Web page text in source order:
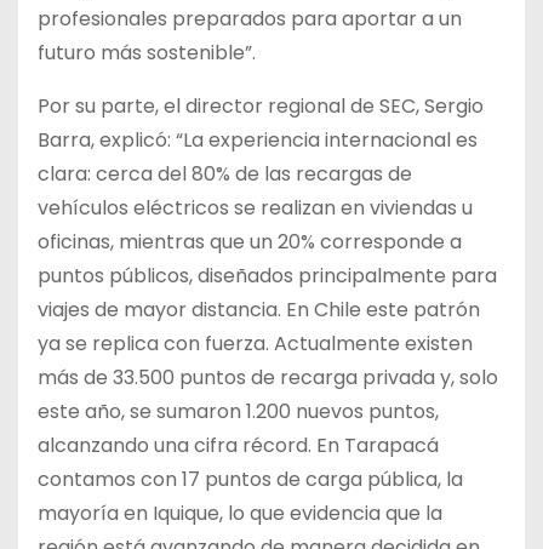
profesionales preparados para aportar a un
futuro más sostenible”.
Por su parte, el director regional de SEC, Sergio
Barra, explicó: “La experiencia internacional es
clara: cerca del 80% de las recargas de
vehículos eléctricos se realizan en viviendas u
oficinas, mientras que un 20% corresponde a
puntos públicos, diseñados principalmente para
viajes de mayor distancia. En Chile este patrón
ya se replica con fuerza. Actualmente existen
más de 33.500 puntos de recarga privada y, solo
este año, se sumaron 1.200 nuevos puntos,
alcanzando una cifra récord. En Tarapacá
contamos con 17 puntos de carga pública, la
mayoría en Iquique, lo que evidencia que la